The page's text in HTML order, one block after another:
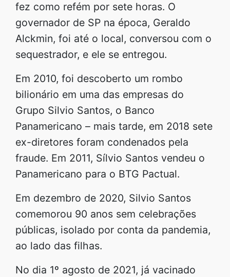
fez como refém por sete horas. O
governador de SP na época, Geraldo
Alckmin, foi até o local, conversou com o
sequestrador, e ele se entregou.
Em 2010, foi descoberto um rombo
bilionário em uma das empresas do
Grupo Silvio Santos, o Banco
Panamericano – mais tarde, em 2018 sete
ex-diretores foram condenados pela
fraude. Em 2011, Sílvio Santos vendeu o
Panamericano para o BTG Pactual.
Em dezembro de 2020, Silvio Santos
comemorou 90 anos sem celebrações
públicas, isolado por conta da pandemia,
ao lado das filhas.
No dia 1º agosto de 2021, já vacinado